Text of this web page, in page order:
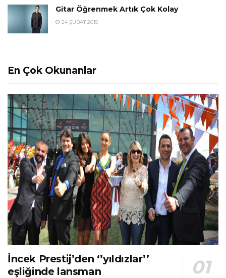
Gitar Öğrenmek Artık Çok Kolay
24 ŞUBAT 2015
En Çok Okunanlar
İncek Prestij’den ‘’yıldızlar’’
eşliğinde lansman